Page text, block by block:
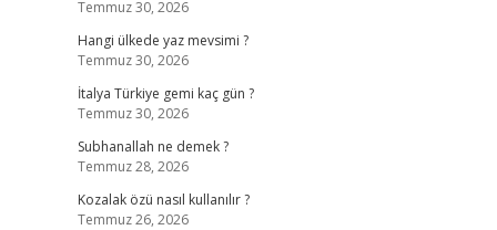
Temmuz 30, 2026
Hangi ülkede yaz mevsimi ?
Temmuz 30, 2026
İtalya Türkiye gemi kaç gün ?
Temmuz 30, 2026
Subhanallah ne demek ?
Temmuz 28, 2026
Kozalak özü nasıl kullanılır ?
Temmuz 26, 2026